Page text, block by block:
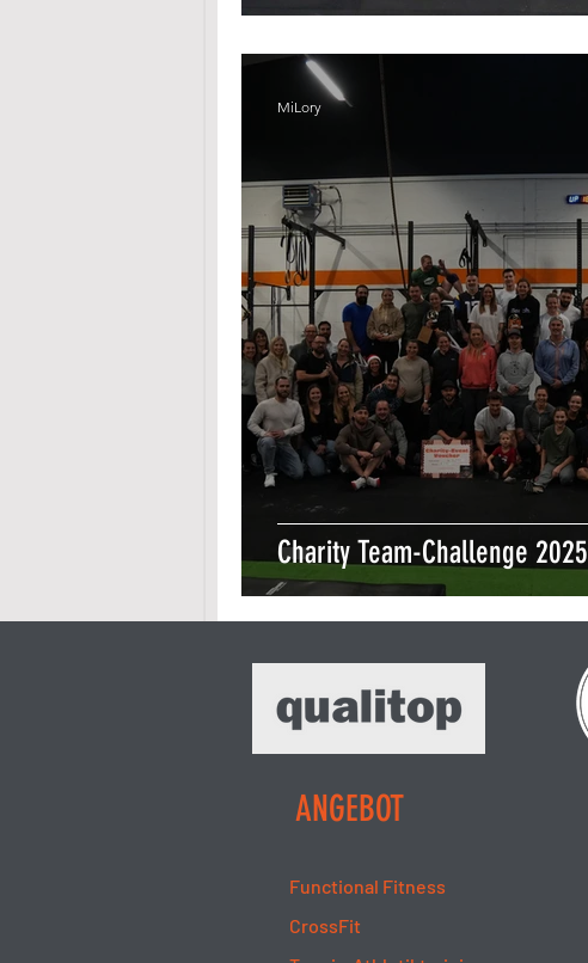
Charity Team-Challenge 2025
MiLory
ANGEBOT
Functional Fitness
CrossFit